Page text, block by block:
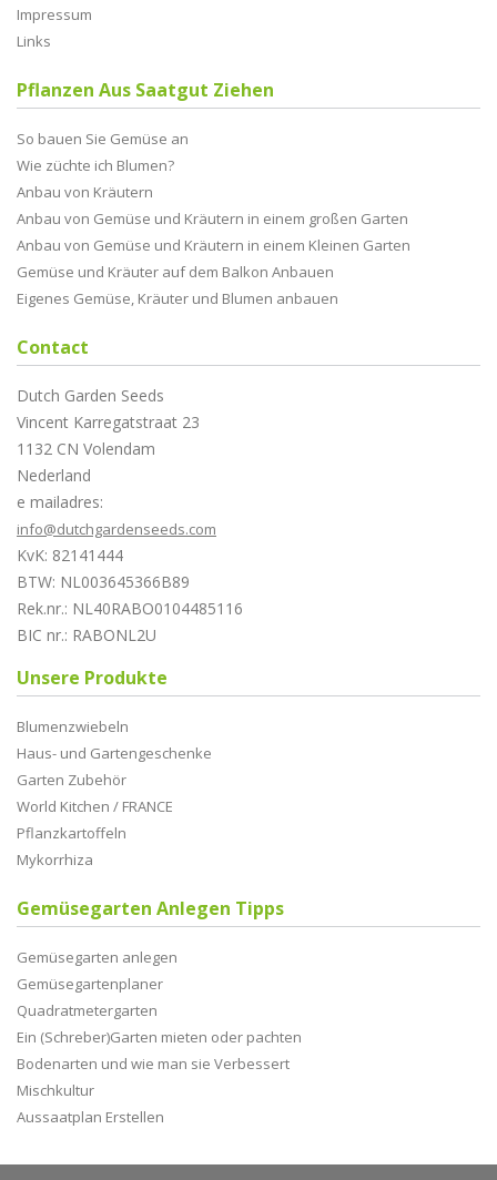
Impressum
Links
Pflanzen Aus Saatgut Ziehen
So bauen Sie Gemüse an
Wie züchte ich Blumen?
Anbau von Kräutern
Anbau von Gemüse und Kräutern in einem großen Garten
Anbau von Gemüse und Kräutern in einem Kleinen Garten
Gemüse und Kräuter auf dem Balkon Anbauen
Eigenes Gemüse, Kräuter und Blumen anbauen
Contact
Dutch Garden Seeds
Vincent Karregatstraat 23
1132 CN Volendam
Nederland
e mailadres:
info@dutchgardenseeds.com
KvK: 82141444
BTW: NL003645366B89
Rek.nr.: NL40RABO0104485116
BIC nr.: RABONL2U
Unsere Produkte
Blumenzwiebeln
Haus- und Gartengeschenke
Garten Zubehör
World Kitchen / FRANCE
Pflanzkartoffeln
Mykorrhiza
Gemüsegarten Anlegen Tipps
Gemüsegarten anlegen
Gemüsegartenplaner
Quadratmetergarten
Ein (Schreber)Garten mieten oder pachten
Bodenarten und wie man sie Verbessert
Mischkultur
Aussaatplan Erstellen